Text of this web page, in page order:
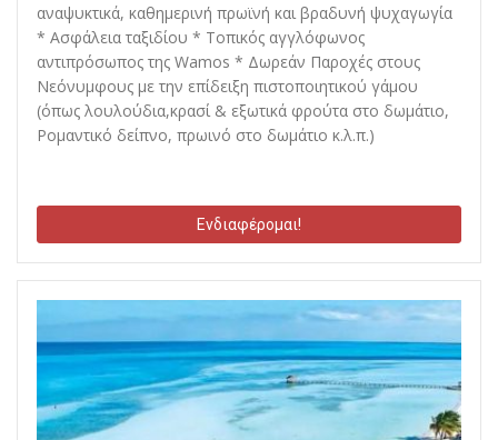
αναψυκτικά, καθημερινή πρωϊνή και βραδυνή ψυχαγωγία
* Ασφάλεια ταξιδίου * Τοπικός αγγλόφωνος
αντιπρόσωπος της Wamos * Δωρεάν Παροχές στους
Νεόνυμφους με την επίδειξη πιστοποιητικού γάμου
(όπως λουλούδια,κρασί & εξωτικά φρούτα στο δωμάτιο,
Ρομαντικό δείπνο, πρωινό στο δωμάτιο κ.λ.π.)
Ενδιαφέρομαι!